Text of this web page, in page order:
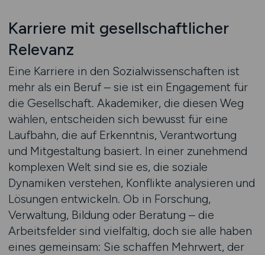
Karriere mit gesellschaftlicher
Relevanz
Eine Karriere in den Sozialwissenschaften ist
mehr als ein Beruf – sie ist ein Engagement für
die Gesellschaft. Akademiker, die diesen Weg
wählen, entscheiden sich bewusst für eine
Laufbahn, die auf Erkenntnis, Verantwortung
und Mitgestaltung basiert. In einer zunehmend
komplexen Welt sind sie es, die soziale
Dynamiken verstehen, Konflikte analysieren und
Lösungen entwickeln. Ob in Forschung,
Verwaltung, Bildung oder Beratung – die
Arbeitsfelder sind vielfältig, doch sie alle haben
eines gemeinsam: Sie schaffen Mehrwert, der